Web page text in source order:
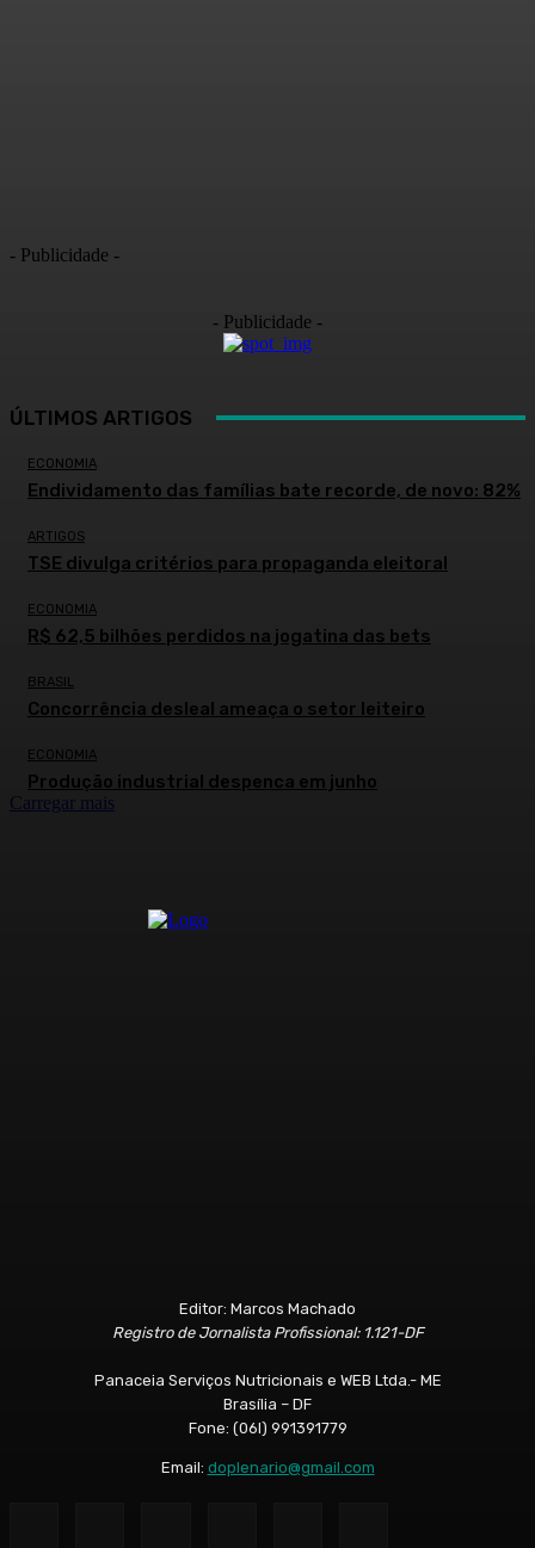
- Publicidade -
- Publicidade -
ÚLTIMOS ARTIGOS
ECONOMIA
Endividamento das famílias bate recorde, de novo: 82%
ARTIGOS
TSE divulga critérios para propaganda eleitoral
ECONOMIA
R$ 62,5 bilhões perdidos na jogatina das bets
BRASIL
Concorrência desleal ameaça o setor leiteiro
ECONOMIA
Produção industrial despenca em junho
Carregar mais
Editor: Marcos Machado
Registro de Jornalista Profissional: 1.121-DF
Panaceia Serviços Nutricionais e WEB Ltda.- ME
Brasília – DF
Fone: (06l) 991391779
Email: doplenario@gmail.com